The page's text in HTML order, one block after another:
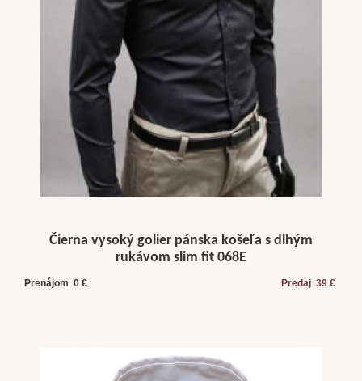
Čierna vysoký golier pánska košeľa s dlhým
rukávom slim fit 068E
Prenájom 0 € Predaj 39 €